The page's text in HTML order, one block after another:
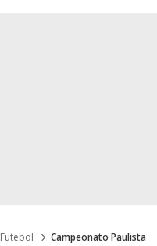
Futebol Campeonato Paulista